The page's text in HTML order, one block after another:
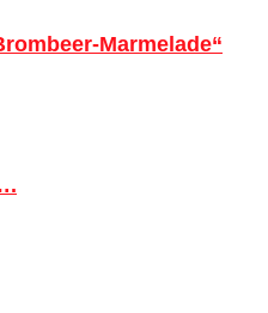
Marmelade“